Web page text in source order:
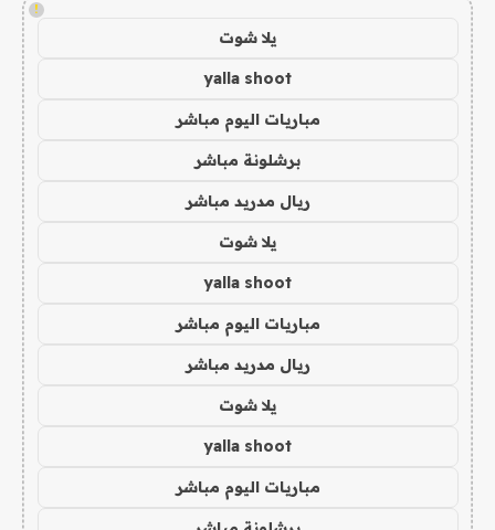
!
يلا شوت
yalla shoot
مباريات اليوم مباشر
برشلونة مباشر
ريال مدريد مباشر
يلا شوت
yalla shoot
مباريات اليوم مباشر
ريال مدريد مباشر
يلا شوت
yalla shoot
مباريات اليوم مباشر